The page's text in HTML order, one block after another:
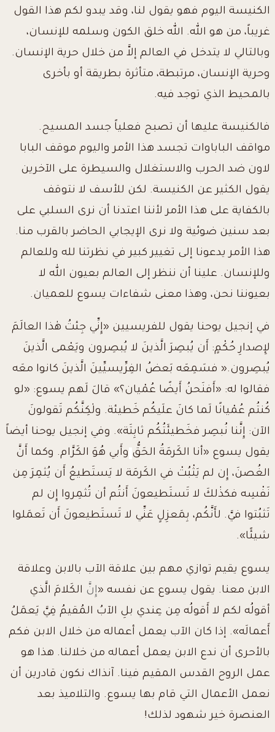
الكنيسة اليوم فهو يقول لنا، وقد يبدو لكم هذا القول
غريباً، من هو الله. الله خلق الكون وسلمه للإنسان،
وبالتالي لا يتدخل في العالم إلاَّ من خلال حرية الإنسان.
وحرية الإنسان، مرتبطة، متأثرة بطريقة أو بأخرى
بالمحيط الذي توجد فيه.
فالكنيسة عليها أن تصبح فعلياً جسد المسيح.
مواقف الباباوات تجسد هذا الأمر واليوم موقف البابا
لاون ضد الحرب والاستغلال والسيطرة على الآخرين
يقول الكثير عن الكنيسة. لكن للأسف لا نتوقف
بالكفاية على هذا الأمر لأننا اعتدنا أن نرى السلبي على
بعد سنين ضوئية ولا نرى الإيجابي الحاضر بالقرب منا.
هذا الأمر يدعونا إلى تغيير كبير في نظرتنا لله وللعالم
وللإنسان. علينا أن ننظر إلى العالم بعيون الله لا
بعيوننا نحن، وهذا معنى شفاءات يسوع للعميان.
في إنجيل يوحنا يقول للفريسيين «إِنِّي جِئتُ هٰذا العالَمَ
لإِصدارِ حُكْمٍ: أَن يُبصِرَ الَّذينَ لا يُبصِرون ويَعْمى الَّذينَ
يُبصِرون». فسَمِعَه بَعضُ الفِرِّيسيِّينَ الَّذينَ كانوا معَه
فقالوا له: «أَفنَحنُ أَيضًا عُمْيان؟» قالَ لَهم يسوع: «لو
كُنتُم عُمْيانًا لَما كانَ علَيكُم خَطيئة. ولٰكِنَّكُم تَقولونَ
الآن: إِنَّنا نُبصِر فخَطيئَتُكُم ثابِتَة». وفي إنجيل يوحنا أيضاً
يقول يسوع «أنا الكَرمَةُ الحَقُّ وأَبي هُوَ الكَرَّام. وكما أَنَّ
الغُصنَ، إِن لم يَثْبُتْ في الكَرمَة لا يَستَطيعُ أَن يُثمِرَ مِن
نَفْسِه فكذٰلكَ لا تَستَطيعونَ أَنتُم أن تُثمِروا إِن لم
تَثبُتوا فيَّ. لأَنَّكُم، بِمَعزِلٍ عَنِّي لا تَستَطيعونَ أَن تَعمَلوا
شيئًا».
يسوع يقيم توازي مهم بين علاقة الآب بالابن وعلاقة
الابن معنا. يقول يسوع عن نفسه «إِنَّ الكَلامَ الَّذي
أقولُه لكم لا أَقولُه مِن عِندي بلِ الآبُ المُقيمُ فِيَّ يَعمَلُ
أَعمالَه». إذا كان الآب يعمل أعماله من خلال الابن فكم
بالأحرى أن ندع الابن يعمل أعماله من خلالنا. هذا هو
عمل الروح القدس المقيم فينا. آنذاك نكون قادرين أن
نعمل الأعمال التي قام بها يسوع. والتلاميذ بعد
العنصرة خير شهود لذلك!